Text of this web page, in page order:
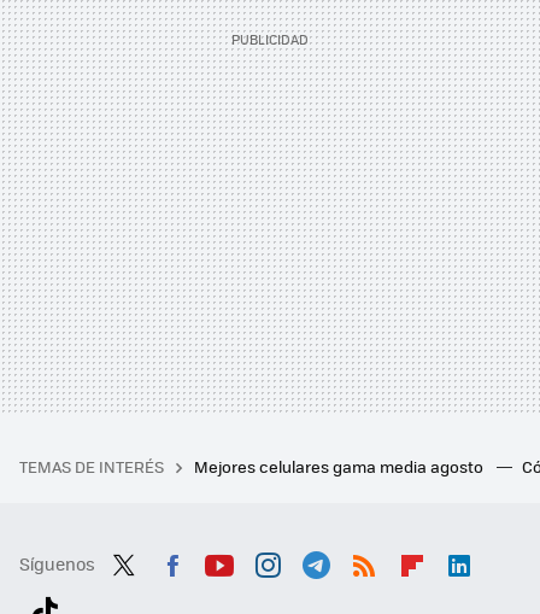
TEMAS DE INTERÉS Mejores celulares gama media agosto
Síguenos